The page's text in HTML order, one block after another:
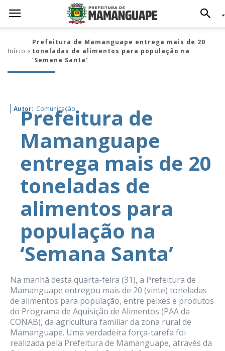
Início
Prefeitura de Mamanguape entrega mais de 20
toneladas de alimentos para população na
‘Semana Santa’
Autor: Comunicação
Prefeitura de
Mamanguape
entrega mais de 20
toneladas de
alimentos para
população na
‘Semana Santa’
Na manhã desta quarta-feira (31), a Prefeitura de
Mamanguape entregou mais de 20 (vinte) toneladas
de alimentos para população, entre peixes e produtos
do Programa de Aquisição de Alimentos (PAA da
CONAB), da agricultura familiar da zona rural de
Mamanguape. Uma verdadeira força-tarefa foi
realizada pela Prefeitura de Mamanguape, através da